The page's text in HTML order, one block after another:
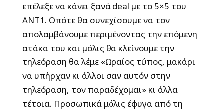
επέλεξε να κάνει ξανά deal με το 5×5 του
ΑΝΤ1. Οπότε θα συνεχίσουμε να τον
απολαμβάνουμε περιμένοντας την επόμενη
ατάκα του και μόλις θα κλείνουμε την
τηλεόραση θα λέμε «Ωραίος τύπος, μακάρι
να υπήρχαν κι άλλοι σαν αυτόν στην
τηλεόραση, τον παραδέχομαι» κι άλλα
τέτοια. Προσωπικά μόλις έφυγα από τη